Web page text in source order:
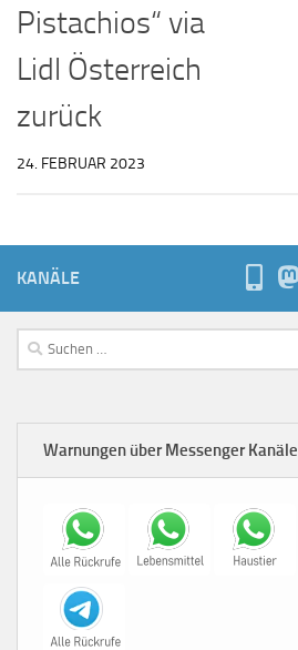
Pistachios“ via
Lidl Österreich
zurück
24. FEBRUAR 2023
KANÄLE
Suchen
nach:
Warnungen über Messenger Kanäle